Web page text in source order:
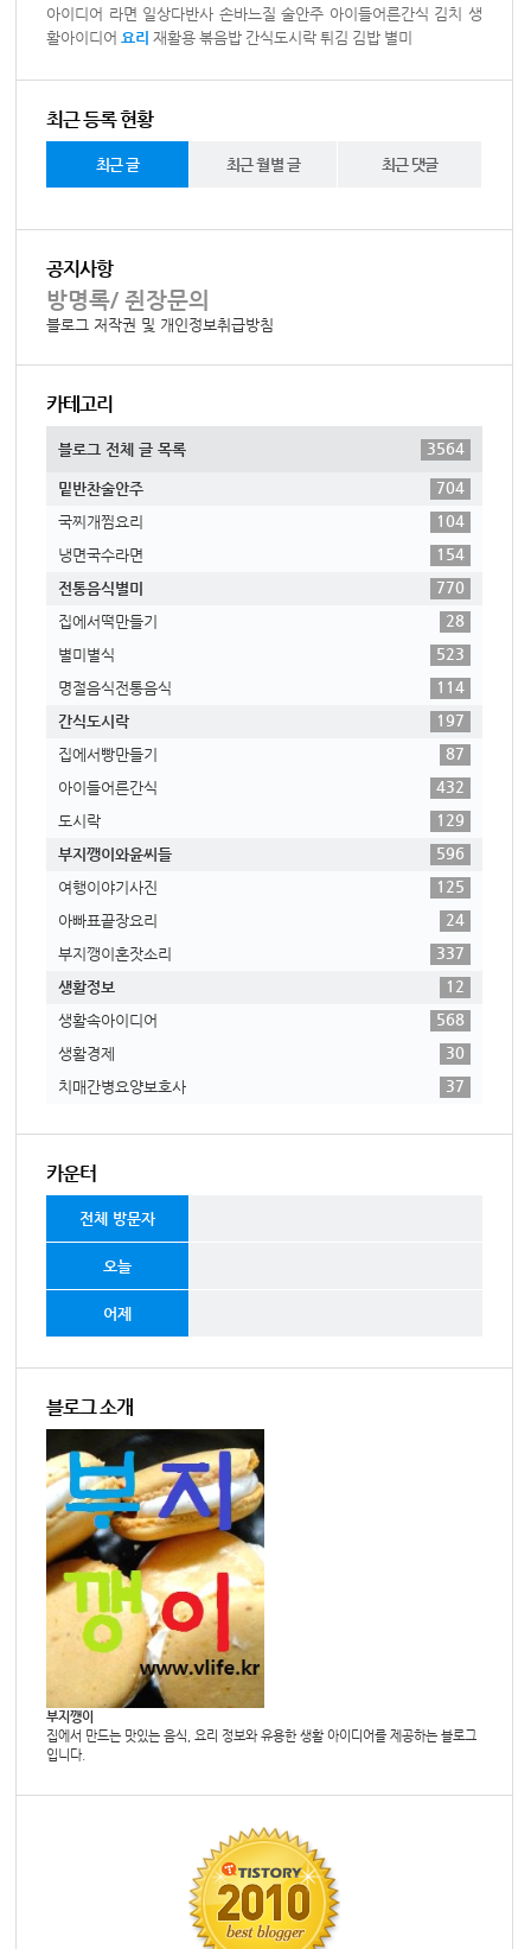
아이디어 라면 일상다반사 손바느질 술안주 아이들어른간식 김치
생
활아이디어 요리 재활용 볶음밥 간식도시락 튀김 김밥 별미
최근 등록 현황
최근 글 최근 월별 글 최근 댓글
공지사항
방명록/ 쥔장문의
블로그 저작권 및 개인정보취급방침
카테고리
블로그 전체 글 목록 3564
밑반찬술안주
704
국찌개찜요리
104
냉면국수라면
154
전통음식별미
770
집에서떡만들기
28
별미별식
523
명절음식전통음식
114
간식도시락
197
집에서빵만들기
87
아이들어른간식
432
도시락
129
부지깽이와윤씨들
596
여행이야기사진
125
아빠표끝장요리
24
부지깽이혼잣소리
337
생활정보
12
생활속아이디어
568
생활경제
30
치매간병요양보호사
37
카운터
전체 방문자
오늘
어제
블로그 소개
부지깽이
집에서 만드는 맛있는 음식, 요리 정보와 유용한 생활 아이디어를 제공하는 블로그
입니다.